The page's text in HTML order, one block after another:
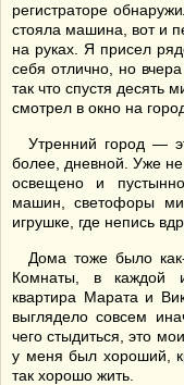
регистраторе
стояла машина, вот и
на руках. Я присел
себя отлично, но
так что спустя десять
смотрел в окно на
Утренний город —
более, дневной. Уже
освещено и
машин, светофоры
игрушке, где непись
Дома тоже было
Комнаты, в каждой
квартира Марата и
выглядело совсем
чего стыдиться, это
у меня был хороший,
так хорошо жить.